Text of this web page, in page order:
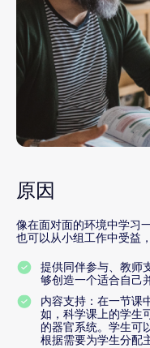
原因
像在面对面的环境中学习
也可以从小组工作中受益
提供同伴参与、教师
够创造一个适合自己
内容支持：在一节课
如，科学课上的学生
的器官系统。学生可
根据需要为学生分配